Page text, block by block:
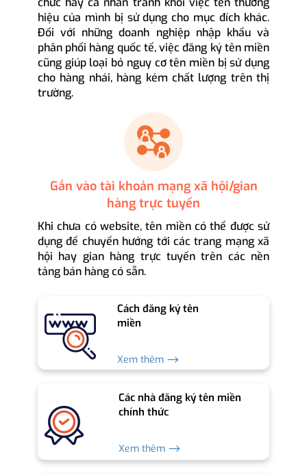
hiệu của mình bị sử dụng cho mục đích khác.
Đối với những doanh nghiệp nhập khẩu và
phân phối hàng quốc tế, việc đăng ký tên miền
cũng giúp loại bỏ nguy cơ tên miền bị sử dụng
cho hàng nhái, hàng kém chất lượng trên thị
trường.
Gắn vào tài khoản mạng xã hội/gian
hàng trực tuyến
Khi chưa có website, tên miền có thể được sử
dụng để chuyển hướng tới các trang mạng xã
hội hay gian hàng trực tuyến trên các nền
tảng bán hàng có sẵn.
Cách đăng ký tên
miền
Xem thêm ⟶
Các nhà đăng ký tên miền
chính thức
Xem thêm ⟶